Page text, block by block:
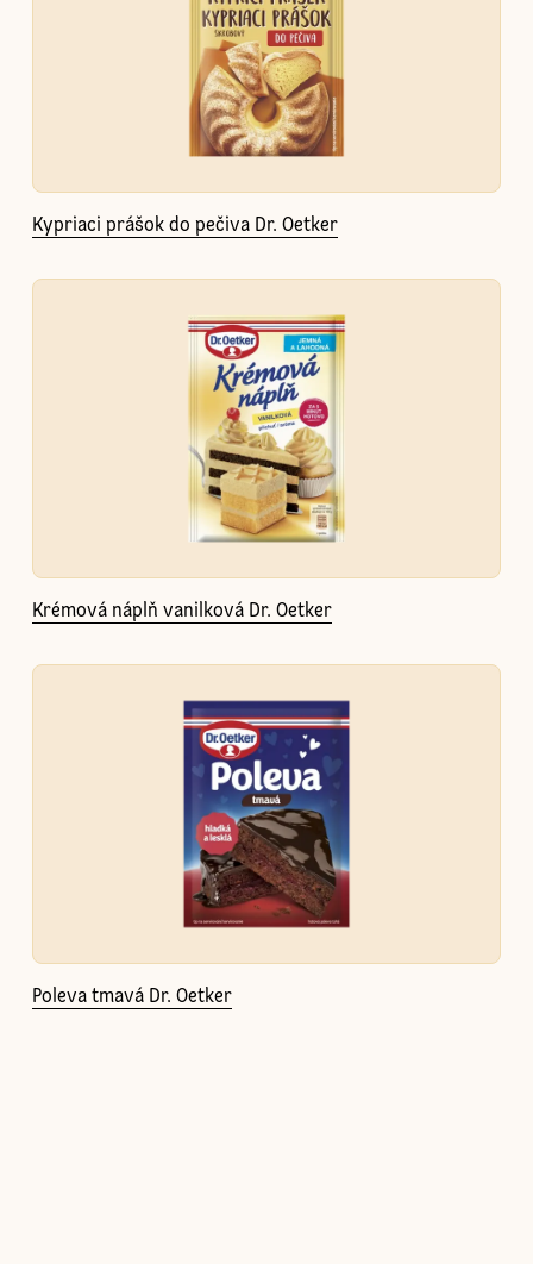
Kypriaci prášok do pečiva Dr. Oetker
Krémová náplň vanilková Dr. Oetker
Poleva tmavá Dr. Oetker